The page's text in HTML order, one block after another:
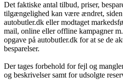
Det faktiske antal tilbud, priser,
tilgængelighed kan være ændret, siden
autobutler.dk eller modtaget
mail, online eller offline kampagner
opgave på autobutler.dk for at se de
besparelser.
Der tages forbehold for fejl og
og beskrivelser samt for udsolgte